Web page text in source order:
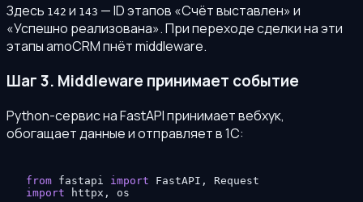
Здесь 142 и 143 — ID этапов «Счёт выставлен» и
«Успешно реализована». При переходе сделки на эти
этапы amoCRM пнёт middleware.
Шаг 3. Middleware принимает событие
Python-сервис на FastAPI принимает вебхук,
обогащает данные и отправляет в 1С:
from fastapi import
import httpx, os